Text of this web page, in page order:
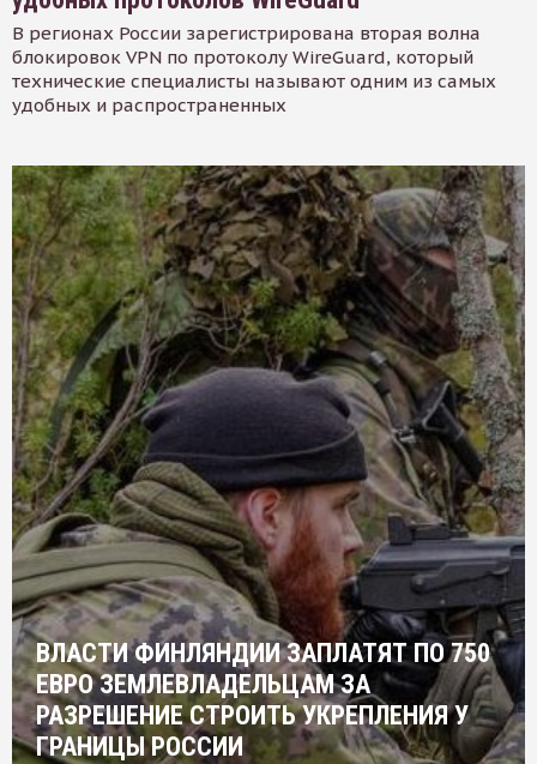
В регионах России зарегистрирована вторая волна
блокировок VPN по протоколу WireGuard, который
технические специалисты называют одним из самых
удобных и распространенных
ВЛАСТИ ФИНЛЯНДИИ ЗАПЛАТЯТ ПО 750
ЕВРО ЗЕМЛЕВЛАДЕЛЬЦАМ ЗА
РАЗРЕШЕНИЕ СТРОИТЬ УКРЕПЛЕНИЯ У
ГРАНИЦЫ РОССИИ